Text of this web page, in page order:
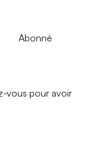
Abonné
vous pour avoir